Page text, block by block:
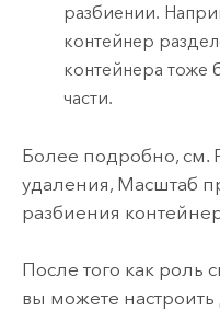
разбиении.
контейнер
контейнера тоже
части.
Более подробно, см.
удаления, Масштаб
разбиения
После того как роль
вы можете